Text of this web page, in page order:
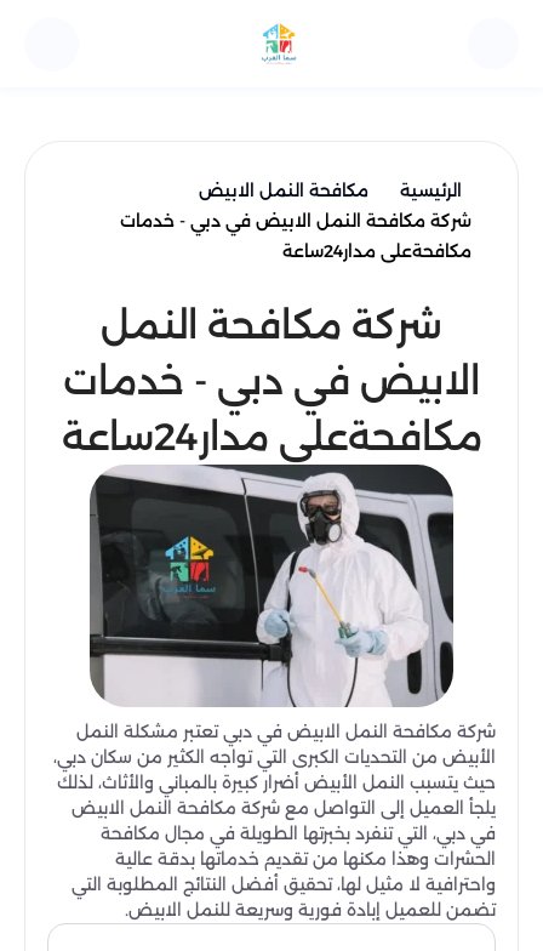
التنظيف ومكافحة الحشرات
الرئيسية
مكافحة النمل الابيض
شركة مكافحة النمل الابيض في دبي - خدمات
مكافحةعلى مدار24ساعة
شركة مكافحة النمل
الابيض في دبي - خدمات
مكافحةعلى مدار24ساعة
شركة مكافحة النمل الابيض في دبي تعتبر مشكلة النمل
الأبيض من التحديات الكبرى التي تواجه الكثير من سكان دبي،
حيث يتسبب النمل الأبيض أضرار كبيرة بالمباني والأثاث، لذلك
يلجأ العميل إلى التواصل مع شركة مكافحة النمل الابيض
في دبي، التي تنفرد بخبرتها الطويلة في مجال مكافحة
الحشرات وهذا مكنها من تقديم خدماتها بدقة عالية
واحترافية لا مثيل لها، تحقيق أفضل النتائج المطلوبة التي
تضمن للعميل إبادة فورية وسريعة للنمل الابيض.